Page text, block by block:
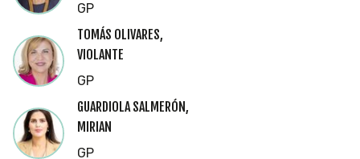
GP
TOMÁS OLIVARES,
VIOLANTE
GP
GUARDIOLA SALMERÓN,
MIRIAN
GP